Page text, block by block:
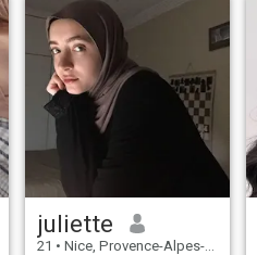
juliette
21 • Nice, Provence-Alpes-Côte d'Azur, France